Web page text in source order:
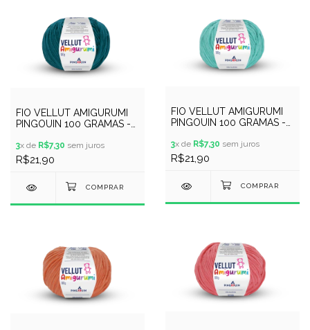
FIO VELLUT AMIGURUMI
PINGOUIN 100 GRAMAS -
PROFUNDO
3x de R$7,30 sem juros
R$21,90
FIO VELLUT AMIGURUMI
PINGOUIN 100 GRAMAS -
3x de R$7,30 sem juros
R$21,90